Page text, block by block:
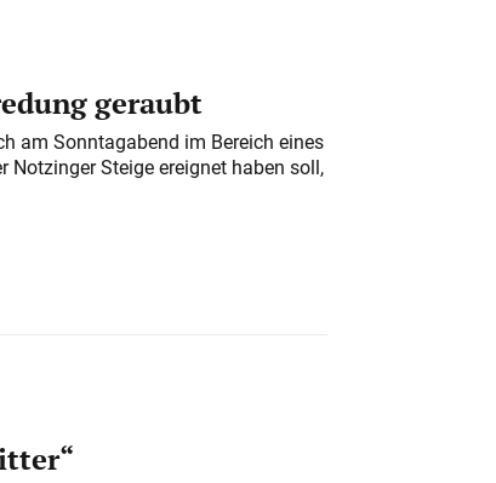
geraubt
am Sonntagabend im Bereich eines
Steige ereignet haben soll,